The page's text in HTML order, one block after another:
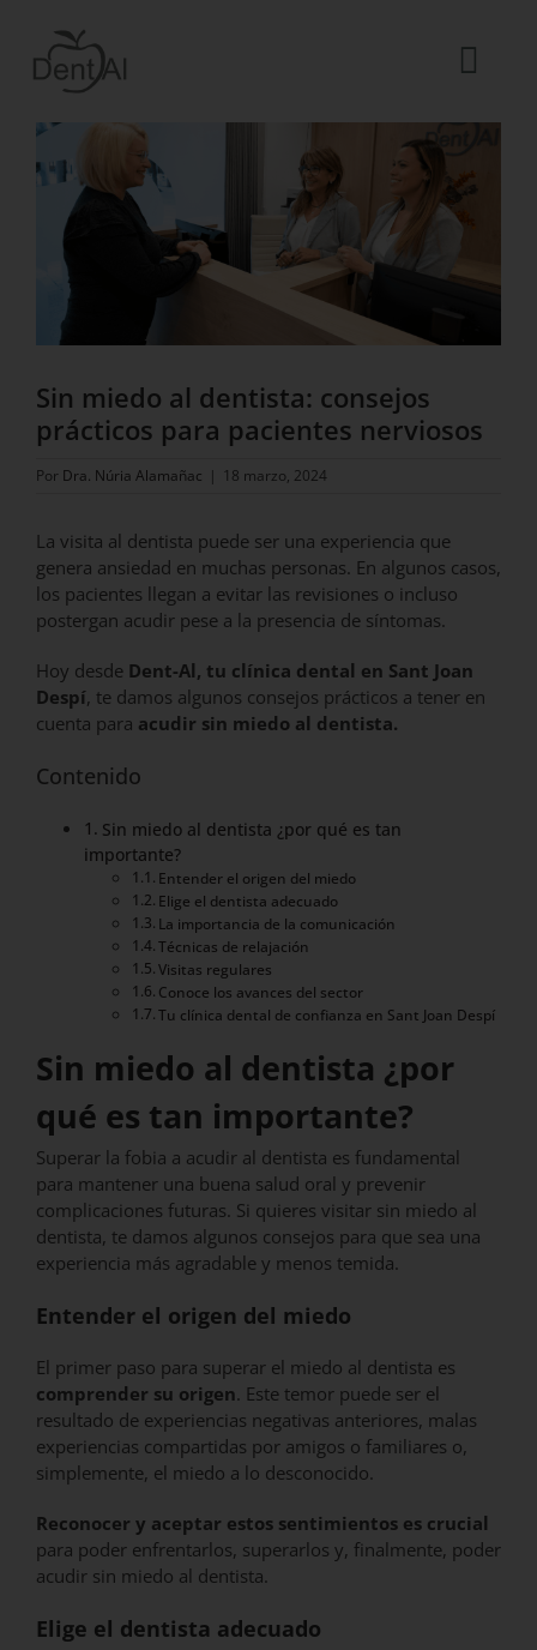
contenido
La Clínica
El equipo
Tratamientos
Urgencias dentales
Blog
ES
imagen
grande
Sin miedo al dentista: consejos
prácticos para pacientes nerviosos
Por Dra. Núria Alamañac | 18 marzo, 2024
La visita al dentista puede ser una experiencia que
genera ansiedad en muchas personas. En algunos casos,
los pacientes llegan a evitar las revisiones o incluso
postergan acudir pese a la presencia de síntomas.
Hoy desde Dent-Al, tu clínica dental en Sant Joan
Despí, te damos algunos consejos prácticos a tener en
cuenta para acudir sin miedo al dentista.
Contenido
Sin miedo al dentista ¿por qué es tan
importante?
Entender el origen del miedo
Elige el dentista adecuado
La importancia de la comunicación
Técnicas de relajación
Visitas regulares
Conoce los avances del sector
Tu clínica dental de confianza en Sant Joan Despí
Sin miedo al dentista ¿por
qué es tan importante?
Superar la fobia a acudir al dentista es fundamental
para mantener una buena salud oral y prevenir
complicaciones futuras. Si quieres visitar sin miedo al
dentista, te damos algunos consejos para que sea una
experiencia más agradable y menos temida.
Entender el origen del miedo
El primer paso para superar el miedo al dentista es
comprender su origen. Este temor puede ser el
resultado de experiencias negativas anteriores, malas
experiencias compartidas por amigos o familiares o,
simplemente, el miedo a lo desconocido.
Reconocer y aceptar estos sentimientos es crucial
para poder enfrentarlos, superarlos y, finalmente, poder
acudir sin miedo al dentista.
Elige el dentista adecuado